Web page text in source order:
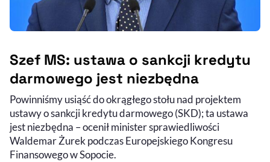
Szef MS: ustawa o sankcji kredytu
darmowego jest niezbędna
Powinniśmy usiąść do okrągłego stołu nad projektem
ustawy o sankcji kredytu darmowego (SKD); ta ustawa
jest niezbędna – ocenił minister sprawiedliwości
Waldemar Żurek podczas Europejskiego Kongresu
Finansowego w Sopocie.